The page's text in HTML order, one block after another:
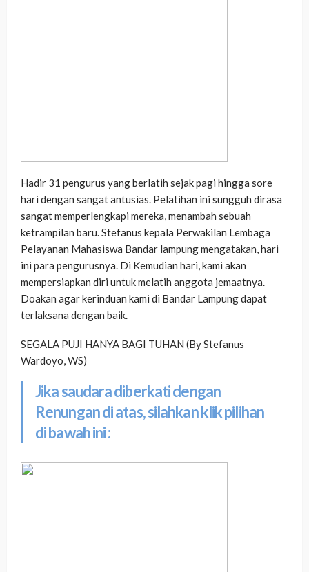
Hadir 31 pengurus yang berlatih sejak pagi hingga sore
hari dengan sangat antusias. Pelatihan ini sungguh dirasa
sangat memperlengkapi mereka, menambah sebuah
ketrampilan baru. Stefanus kepala Perwakilan Lembaga
Pelayanan Mahasiswa Bandar lampung mengatakan, hari
ini para pengurusnya. Di Kemudian hari, kami akan
mempersiapkan diri untuk melatih anggota jemaatnya.
Doakan agar kerinduan kami di Bandar Lampung dapat
terlaksana dengan baik.
SEGALA PUJI HANYA BAGI TUHAN (By Stefanus
Wardoyo, WS)
Jika saudara diberkati dengan
Renungan di atas, silahkan klik pilihan
di bawah ini :